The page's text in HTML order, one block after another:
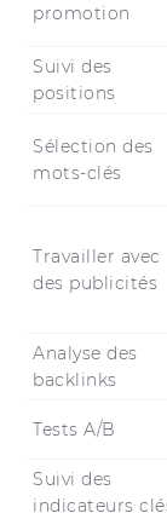
promotion
Suivi des
positions
Sélection des
mots-clés
Travailler avec
des publicités
Analyse des
backlinks
Tests A/B
Suivi des
indicateurs